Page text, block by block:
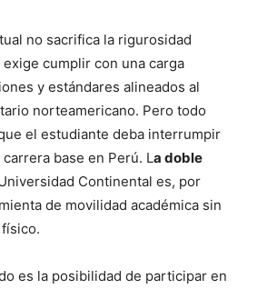
no sacrifica la rigurosidad
exige cumplir con una carga
y estándares alineados al
norteamericano. Pero todo
el estudiante deba interrumpir
base en Perú. La doble
Continental es, por
de movilidad académica sin
es la posibilidad de participar en